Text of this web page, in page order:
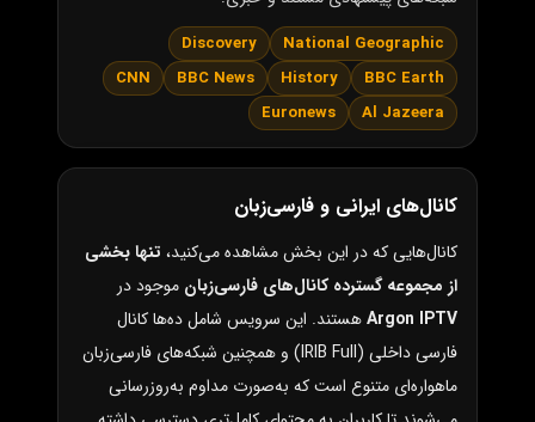
National Geographic
Discovery
BBC Earth
History
BBC News
CNN
Al Jazeera
Euronews
کانال‌های ایرانی و فارسی‌زبان
کانال‌هایی که در این بخش مشاهده می‌کنید، تنها بخشی
از مجموعه گسترده کانال‌های فارسی‌زبان موجود در
Argon IPTVهستند. این سرویس شامل ده‌ها کانال
فارسی داخلی (IRIB Full) و همچنین شبکه‌های فارسی‌زبان
ماهواره‌ای متنوع است که به‌صورت مداوم به‌روزرسانی